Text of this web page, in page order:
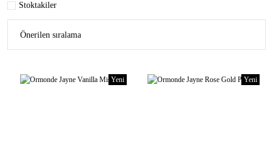
Stoktakiler
Yeni Yeni